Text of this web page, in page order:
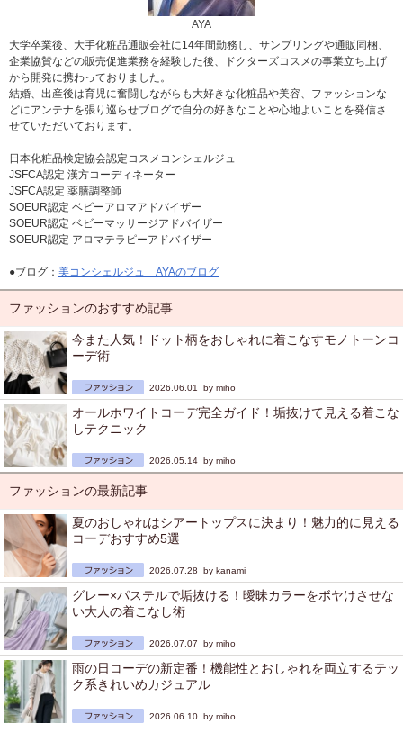
AYA
大学卒業後、大手化粧品通販会社に14年間勤務し、サンプリングや通販同梱、
企業協賛などの販売促進業務を経験した後、ドクターズコスメの事業立ち上げ
から開発に携わっておりました。
結婚、出産後は育児に奮闘しながらも大好きな化粧品や美容、ファッションな
どにアンテナを張り巡らせブログで自分の好きなことや心地よいことを発信さ
せていただいております。
日本化粧品検定協会認定コスメコンシェルジュ
JSFCA認定 漢方コーディネーター
JSFCA認定 薬膳調整師
SOEUR認定 ベビーアロマアドバイザー
SOEUR認定 ベビーマッサージアドバイザー
SOEUR認定 アロマテラピーアドバイザー
●ブログ： 美コンシェルジュ AYAのブログ
ファッションのおすすめ記事
今また人気！ドット柄をおしゃれに着こなすモノトーンコ
ーデ術
2026.06.01 by miho
オールホワイトコーデ完全ガイド！垢抜けて見える着こな
しテクニック
2026.05.14 by miho
ファッションの最新記事
夏のおしゃれはシアートップスに決まり！魅力的に見える
コーデおすすめ5選
2026.07.28 by kanami
グレー×パステルで垢抜ける！曖昧カラーをボヤけさせな
い大人の着こなし術
2026.07.07 by miho
雨の日コーデの新定番！機能性とおしゃれを両立するテッ
ク系きれいめカジュアル
2026.06.10 by miho